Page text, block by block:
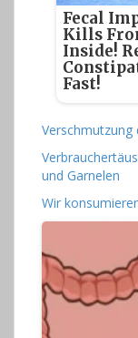
Fecal
Kills
Inside!
Fast!
Verschmutzung
und Garnelen
Wir